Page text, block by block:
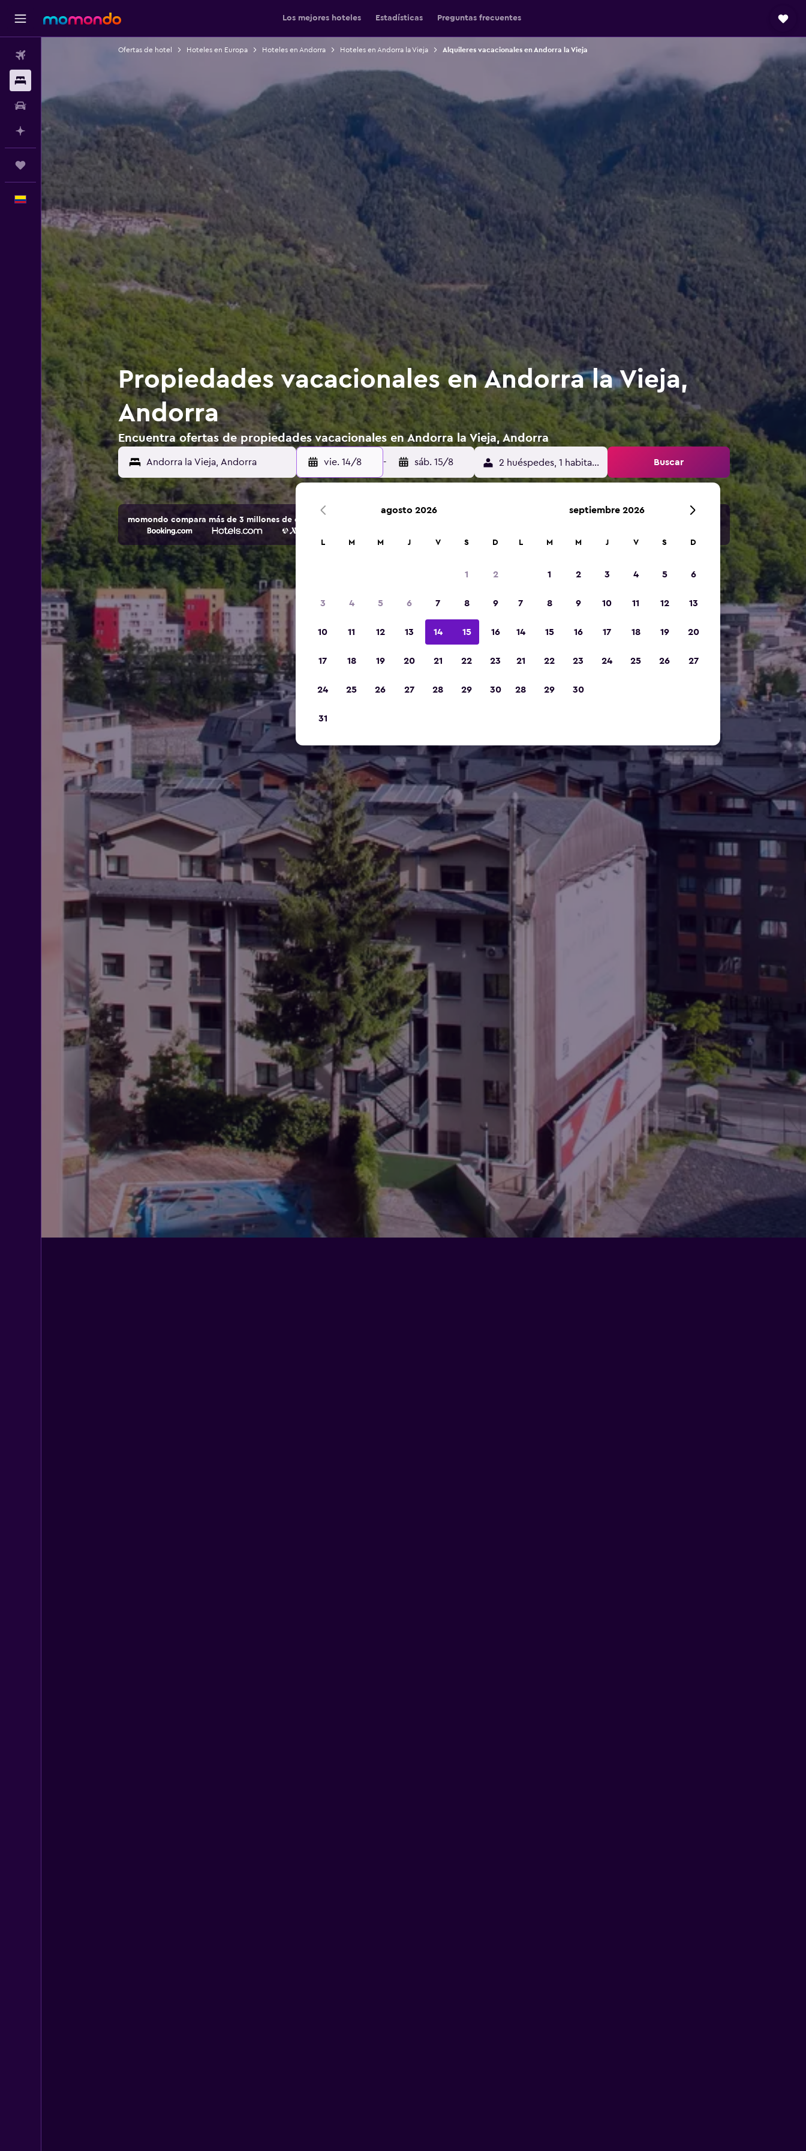
Los mejores hoteles Estadísticas Preguntas frecuentes
Planifica con IA
Trips
Español
Ofertas de hotel Hoteles en Europa Hoteles en Andorra Hoteles en Andorra la Vieja Alquileres vacacionales en Andorra la Vieja
Propiedades vacacionales en Andorra la Vieja,
Andorra
Encuentra ofertas de propiedades vacacionales en Andorra la Vieja, Andorra
vie. 14/8 - sáb. 15/8 2 huéspedes, 1 habitación Buscar
momondo compara más de 3 millones de opciones de hoteles y alojamientos.
agosto 2026
L M M J V S D
1 2
3 4 5 6 7 8 9
10 11 12 13 14 15 16
17 18 19 20 21 22 23
24 25 26 27 28 29 30
31
septiembre 2026
L M M J V S D
1 2 3 4 5 6
7 8 9 10 11 12 13
14 15 16 17 18 19 20
21 22 23 24 25 26 27
28 29 30